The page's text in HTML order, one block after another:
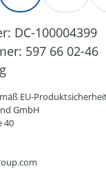
DC-100004399
597 66 02-46
EU-
GmbH
40